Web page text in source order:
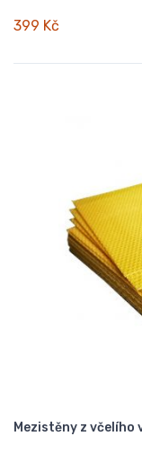
399 Kč
Mezistěny z včelího